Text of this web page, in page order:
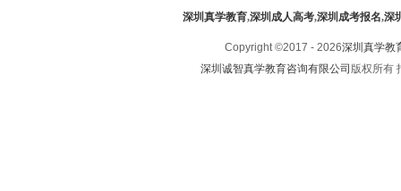
深圳真学教育,深圳成人高考,深圳成考报名,深
Copyright ©2017 - 2026深圳真学教
深圳诚智真学教育咨询有限公司 版权所有